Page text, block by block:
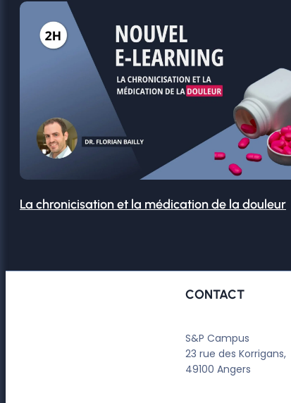
La chronicisation et la médication de la douleur
CONTACT
S&P Campus
23 rue des Korrigans,
49100 Angers